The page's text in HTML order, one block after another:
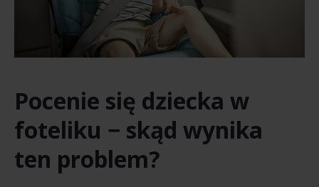
Pocenie się dziecka w
foteliku − skąd wynika
ten problem?